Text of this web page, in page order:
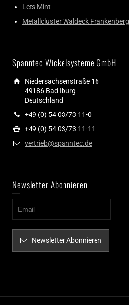
Lets Mint
Metallcluster Waldeck Frankenberg
Spanntec Wickelsysteme GmbH
Niedersachsenstraße 16
49186 Bad Iburg
Deutschland
+49 (0) 54 03/73 11-0
+49 (0) 54 03/73 11-11
vertrieb@spanntec.de
Newsletter Abonnieren
Newsletter Abonnieren